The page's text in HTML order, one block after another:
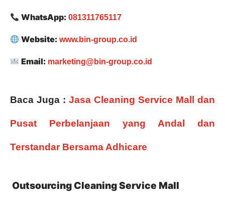
WhatsApp: 081311765117
Website: www.bin-group.co.id
Email: marketing@bin-group.co.id
Baca Juga : Jasa Cleaning Service Mall dan
Pusat Perbelanjaan yang Andal dan
Terstandar Bersama Adhicare
Outsourcing Cleaning Service Mall